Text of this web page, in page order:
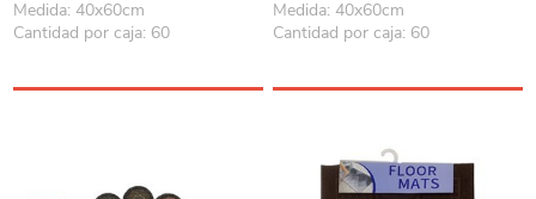
Medida: 40x60cm
Cantidad por caja: 60
Medida: 40x60cm
Cantidad por caja: 60